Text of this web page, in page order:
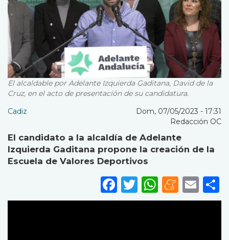
El alcaldable por Adelante Izquierda Gaditana, David de la
Cruz, en el acto de presentación de su candidatura.
Cadiz
Dom, 07/05/2023 - 17:31
Redacción OC
El candidato a la alcaldía de Adelante
Izquierda Gaditana propone la creación de la
Escuela de Valores Deportivos
Facebook
Twitter